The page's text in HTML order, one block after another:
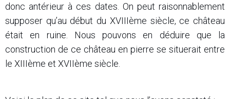
donc antérieur à ces dates. On peut raisonnablement
supposer qu’au début du XVIIIème siècle, ce château
était en ruine. Nous pouvons en déduire que la
construction de ce château en pierre se situerait entre
le XIIIème et XVIIème siècle.